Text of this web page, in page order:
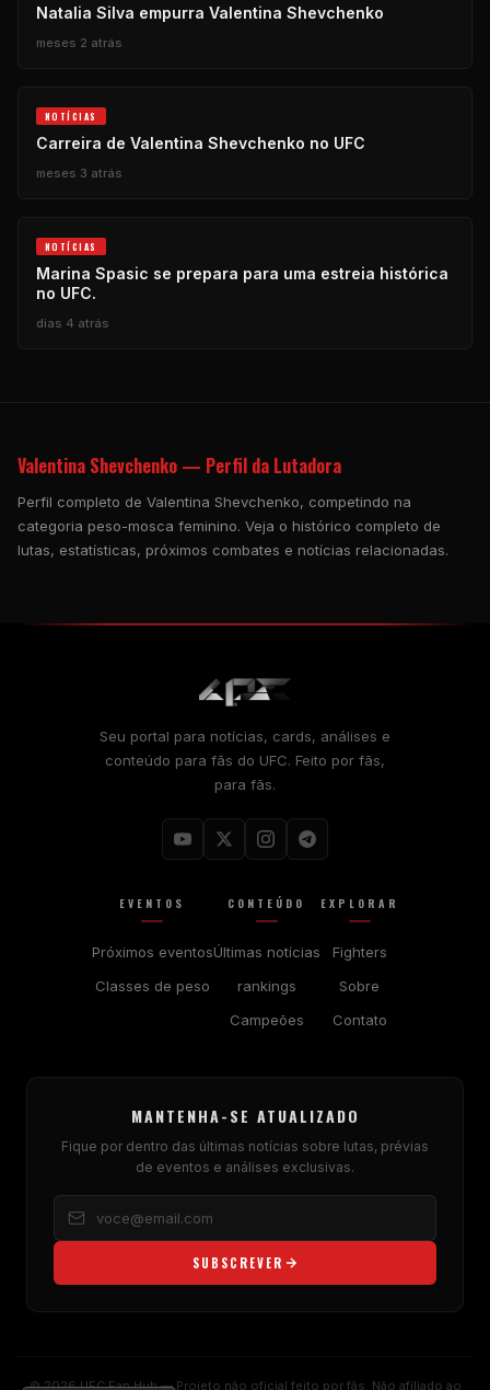
Natalia Silva empurra Valentina Shevchenko
meses 2 atrás
NOTÍCIAS
Carreira de Valentina Shevchenko no UFC
meses 3 atrás
NOTÍCIAS
Marina Spasic se prepara para uma estreia histórica
no UFC.
dias 4 atrás
Valentina Shevchenko — Perfil da Lutadora
Perfil completo de Valentina Shevchenko, competindo na
categoria peso-mosca feminino. Veja o histórico completo de
lutas, estatísticas, próximos combates e notícias relacionadas.
Seu portal para notícias, cards, análises e
conteúdo para fãs do UFC. Feito por fãs,
para fãs.
EVENTOS
Próximos eventos
Classes de peso
CONTEÚDO
Últimas notícias
rankings
Campeões
EXPLORAR
Fighters
Sobre
Contato
MANTENHA-SE ATUALIZADO
Fique por dentro das últimas notícias sobre lutas, prévias
de eventos e análises exclusivas.
SUBSCREVER
© 2026 UFC Fan Hub — Projeto não oficial feito por fãs. Não afiliado ao